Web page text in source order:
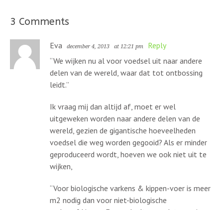
3 Comments
Eva december 4, 2013 at 12:21 pm
Reply
“We wijken nu al voor voedsel uit naar andere
delen van de wereld, waar dat tot ontbossing
leidt.”
Ik vraag mij dan altijd af, moet er wel
uitgeweken worden naar andere delen van de
wereld, gezien de gigantische hoeveelheden
voedsel die weg worden gegooid? Als er minder
geproduceerd wordt, hoeven we ook niet uit te
wijken,
“Voor biologische varkens & kippen-voer is meer
m2 nodig dan voor niet-biologische